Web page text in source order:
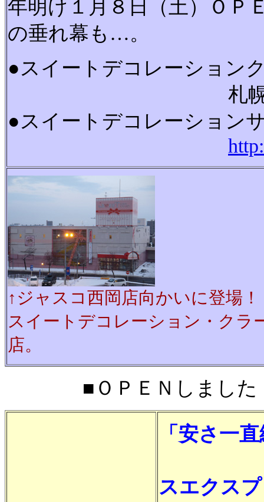
年明け１月８日（土）ＯＰ
の垂れ幕も…。
●スイートデコレーション
札幌市豊平区
●スイートデコレーション
↑ジャスコ西岡店向かいに登場！
スイートデコレーション・クラ
店。
■ＯＰＥＮしまし
「安さ一
スエクス